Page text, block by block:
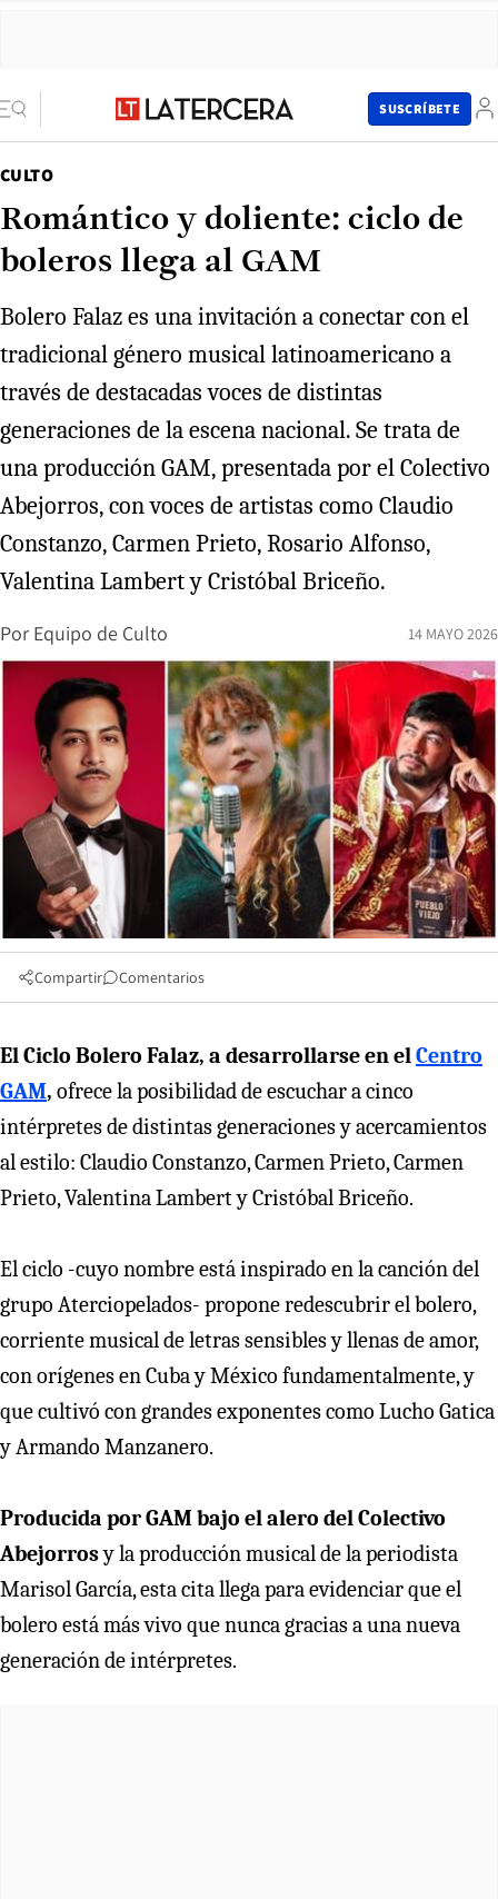
SUSCRÍBETE
CULTO
Romántico y doliente: ciclo de
boleros llega al GAM
Bolero Falaz es una invitación a conectar con el
tradicional género musical latinoamericano a
través de destacadas voces de distintas
generaciones de la escena nacional. Se trata de
una producción GAM, presentada por el Colectivo
Abejorros, con voces de artistas como Claudio
Constanzo, Carmen Prieto, Rosario Alfonso,
Valentina Lambert y Cristóbal Briceño.
Por Equipo de Culto 14 MAYO 2026
Compartir Comentarios
El Ciclo Bolero Falaz, a desarrollarse en elCentro
GAM, ofrece la posibilidad de escuchar a cinco
intérpretes de distintas generaciones y acercamientos
al estilo: Claudio Constanzo, Carmen Prieto, Carmen
Prieto, Valentina Lambert y Cristóbal Briceño.
El ciclo -cuyo nombre está inspirado en la canción del
grupo Aterciopelados- propone redescubrir el bolero,
corriente musical de letras sensibles y llenas de amor,
con orígenes en Cuba y México fundamentalmente, y
que cultivó con grandes exponentes como Lucho Gatica
y Armando Manzanero.
Producida por GAM bajo el alero del Colectivo
Abejorrosy la producción musical de la periodista
Marisol García, esta cita llega para evidenciar que el
bolero está más vivo que nunca gracias a una nueva
generación de intérpretes.